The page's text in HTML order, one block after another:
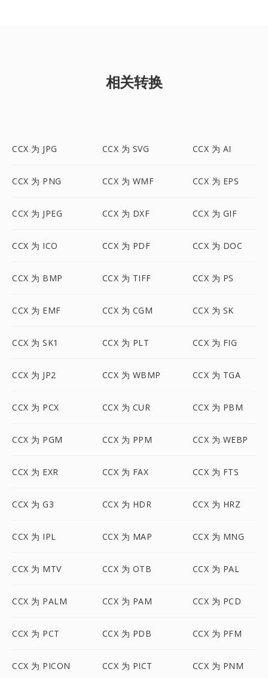
相关转换
CCX 为 JPG CCX 为 SVG CCX 为 AI
CCX 为 PNG CCX 为 WMF CCX 为 EPS
CCX 为 JPEG CCX 为 DXF CCX 为 GIF
CCX 为 ICO CCX 为 PDF CCX 为 DOC
CCX 为 BMP CCX 为 TIFF CCX 为 PS
CCX 为 EMF CCX 为 CGM CCX 为 SK
CCX 为 SK1 CCX 为 PLT CCX 为 FIG
CCX 为 JP2 CCX 为 WBMP CCX 为 TGA
CCX 为 PCX CCX 为 CUR CCX 为 PBM
CCX 为 PGM CCX 为 PPM CCX 为 WEBP
CCX 为 EXR CCX 为 FAX CCX 为 FTS
CCX 为 G3 CCX 为 HDR CCX 为 HRZ
CCX 为 IPL CCX 为 MAP CCX 为 MNG
CCX 为 MTV CCX 为 OTB CCX 为 PAL
CCX 为 PALM CCX 为 PAM CCX 为 PCD
CCX 为 PCT CCX 为 PDB CCX 为 PFM
CCX 为 PICON CCX 为 PICT CCX 为 PNM